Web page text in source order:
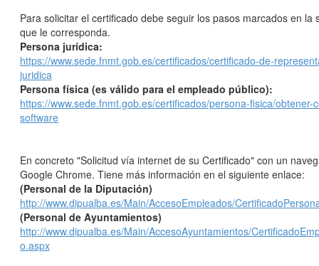
Para solicitar el certificado debe seguir los pasos marcados en la
que le corresponda.
Persona jurídica:
https://www.sede.fnmt.gob.es/certificados/certificado-de-
juridica
Persona física (es válido para el empleado público):
https://www.sede.fnmt.gob.es/certificados/persona-fisica/obtener-
software
En concreto "Solicitud vía internet de su Certificado" con un
Google Chrome. Tiene más información en el siguiente enlace:
(Personal de la Diputación)
http://www.dipualba.es/Main/AccesoEmpleados/
(Personal de Ayuntamientos)
http://www.dipualba.es/Main/AccesoAyuntamientos/
o.aspx